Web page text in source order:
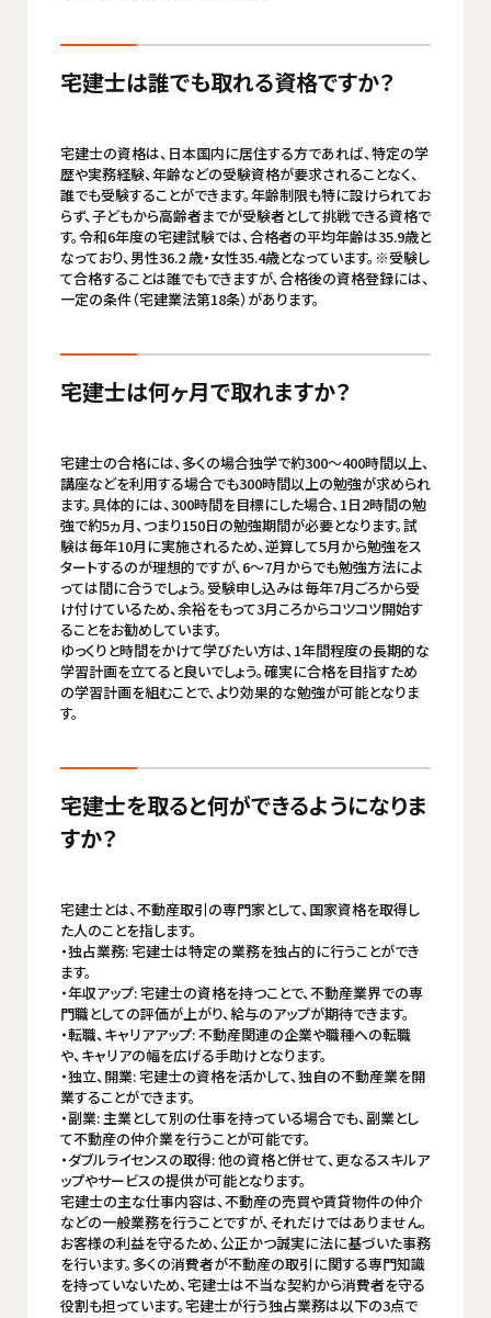
宅建士は誰でも取れる資格ですか？
宅建士の資格は、日本国内に居住する方であれば、特定の学
歴や実務経験、年齢などの受験資格が要求されることなく、
誰でも受験することができます。年齢制限も特に設けられてお
らず、子どもから高齢者までが受験者として挑戦できる資格で
す。令和6年度の宅建試験では、合格者の平均年齢は35.9歳と
なっており、男性36.2 歳・女性35.4歳となっています。※受験し
て合格することは誰でもできますが、合格後の資格登録には、
一定の条件（宅建業法第18条）があります。
宅建士は何ヶ月で取れますか？
宅建士の合格には、多くの場合独学で約300〜400時間以上、
講座などを利用する場合でも300時間以上の勉強が求められ
ます。具体的には、300時間を目標にした場合、1日2時間の勉
強で約5ヵ月、つまり150日の勉強期間が必要となります。試
験は毎年10月に実施されるため、逆算して5月から勉強をス
タートするのが理想的ですが、6～7月からでも勉強方法によ
っては間に合うでしょう。受験申し込みは毎年7月ごろから受
け付けているため、余裕をもって3月ころからコツコツ開始す
ることをお勧めしています。
ゆっくりと時間をかけて学びたい方は、1年間程度の長期的な
学習計画を立てると良いでしょう。確実に合格を目指すため
の学習計画を組むことで、より効果的な勉強が可能となりま
す。
宅建士を取ると何ができるようになりま
すか？
宅建士とは、不動産取引の専門家として、国家資格を取得し
た人のことを指します。
・独占業務: 宅建士は特定の業務を独占的に行うことができ
ます。
・年収アップ: 宅建士の資格を持つことで、不動産業界での専
門職としての評価が上がり、給与のアップが期待できます。
・転職、キャリアアップ: 不動産関連の企業や職種への転職
や、キャリアの幅を広げる手助けとなります。
・独立、開業: 宅建士の資格を活かして、独自の不動産業を開
業することができます。
・副業: 主業として別の仕事を持っている場合でも、副業とし
て不動産の仲介業を行うことが可能です。
・ダブルライセンスの取得: 他の資格と併せて、更なるスキルア
ップやサービスの提供が可能となります。
宅建士の主な仕事内容は、不動産の売買や賃貸物件の仲介
などの一般業務を行うことですが、それだけではありません。
お客様の利益を守るため、公正かつ誠実に法に基づいた事務
を行います。多くの消費者が不動産の取引に関する専門知識
を持っていないため、宅建士は不当な契約から消費者を守る
役割も担っています。宅建士が行う独占業務は以下の3点で